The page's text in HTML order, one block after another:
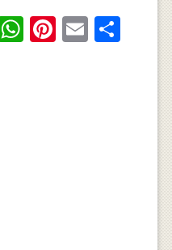
WhatsApp
Pinterest
Email